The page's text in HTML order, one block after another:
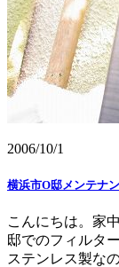
2006/10/1
横浜市O邸メンテナ
こんにちは。家
邸でのフィルタ
ステンレス製な